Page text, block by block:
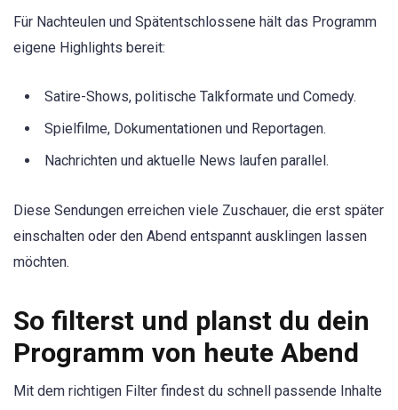
Für Nachteulen und Spätentschlossene hält das Programm
eigene Highlights bereit:
Satire-Shows, politische Talkformate und Comedy.
Spielfilme, Dokumentationen und Reportagen.
Nachrichten und aktuelle News laufen parallel.
Diese Sendungen erreichen viele Zuschauer, die erst später
einschalten oder den Abend entspannt ausklingen lassen
möchten.
So filterst und planst du dein
Programm von heute Abend
Mit dem richtigen Filter findest du schnell passende Inhalte